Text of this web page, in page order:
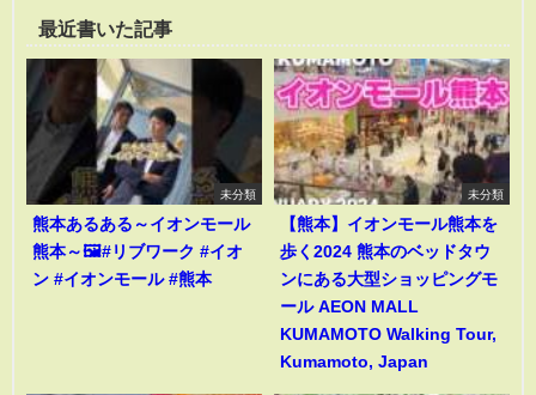
最近書いた記事
未分類
熊本あるある～イオンモール
熊本～🖼️#リブワーク #イオ
ン #イオンモール #熊本
未分類
【熊本】イオンモール熊本を
歩く2024 熊本のベッドタウ
ンにある大型ショッピングモ
ール AEON MALL
KUMAMOTO Walking Tour,
Kumamoto, Japan